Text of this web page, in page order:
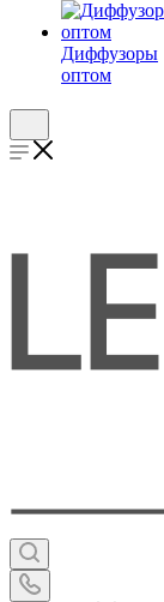
Диффузоры
оптом